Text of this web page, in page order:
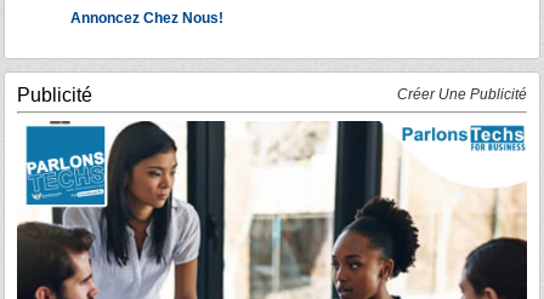
Annoncez Chez Nous!
Publicité Créer Une Publicité